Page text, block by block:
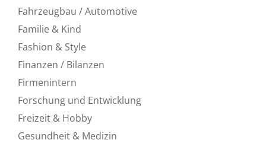
Fahrzeugbau / Automotive
Familie & Kind
Fashion & Style
Finanzen / Bilanzen
Firmenintern
Forschung und Entwicklung
Freizeit & Hobby
Gesundheit & Medizin